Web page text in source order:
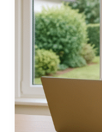
działają
chwilówki
online
dlaczego
są
niebezpieczne?